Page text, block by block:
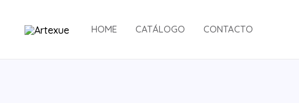
HOME CATÁLOGO CONTACTO